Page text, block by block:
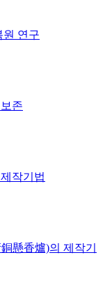
원 연구
존
작기법
懸香爐)의 제작기